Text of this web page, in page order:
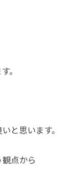
。
と思います。
点から